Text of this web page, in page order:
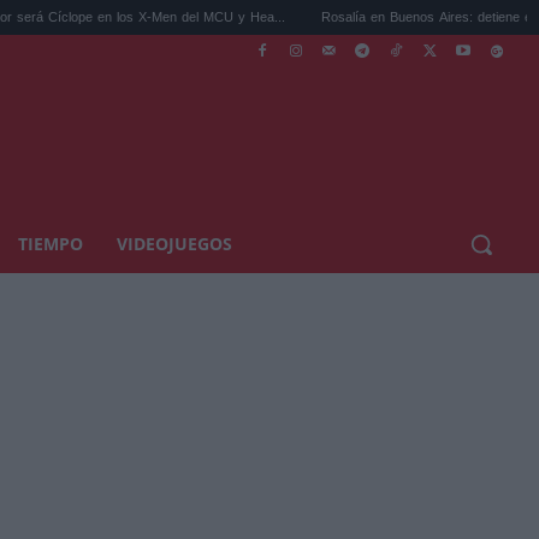
los X-Men del MCU y Hea... Rosalía en Buenos Aires: detiene el tráfico y se s...
TIEMPO VIDEOJUEGOS